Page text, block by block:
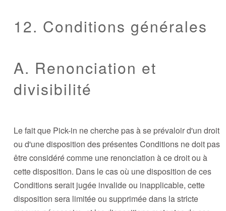
12. Conditions générales
A. Renonciation et
divisibilité
Le fait que Pick-in ne cherche pas à se prévaloir d'un droit
ou d'une disposition des présentes Conditions ne doit pas
être considéré comme une renonciation à ce droit ou à
cette disposition. Dans le cas où une disposition de ces
Conditions serait jugée invalide ou inapplicable, cette
disposition sera limitée ou supprimée dans la stricte